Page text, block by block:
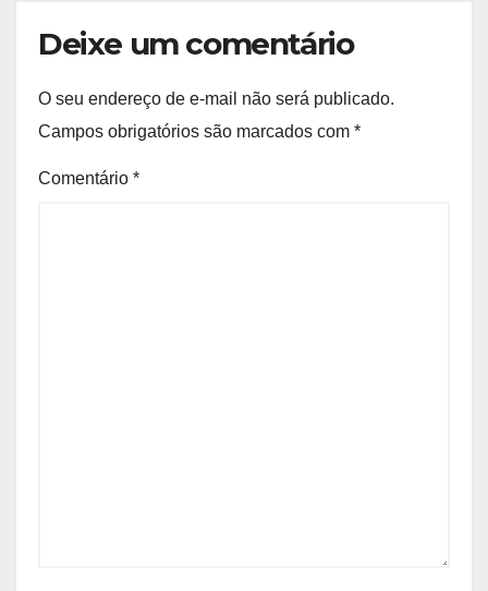
Deixe um comentário
O seu endereço de e-mail não será publicado.
Campos obrigatórios são marcados com *
Comentário *